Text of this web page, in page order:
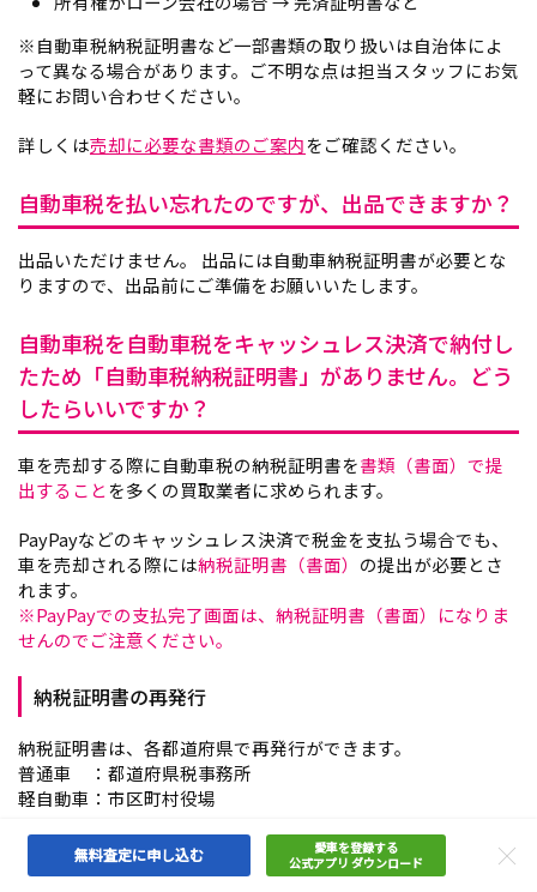
※自動車税納税証明書など一部書類の取り扱いは自治体によ
って異なる場合があります。ご不明な点は担当スタッフにお気
軽にお問い合わせください。
詳しくは売却に必要な書類のご案内をご確認ください。
自動車税を払い忘れたのですが、出品できますか？
出品いただけません。 出品には自動車納税証明書が必要とな
りますので、出品前にご準備をお願いいたします。
自動車税を自動車税をキャッシュレス決済で納付し
たため「自動車税納税証明書」がありません。どう
したらいいですか？
車を売却する際に自動車税の納税証明書を書類（書面）で提
出することを多くの買取業者に求められます。
PayPayなどのキャッシュレス決済で税金を支払う場合でも、
車を売却される際には納税証明書（書面） の提出が必要とさ
れます。
※PayPayでの支払完了画面は、納税証明書（書面）になりま
せんのでご注意ください。
納税証明書の再発行
納税証明書は、各都道府県で再発行ができます。
普通車 ：都道府県税事務所
軽自動車：市区町村役場
自動車納税証明書（継続検査用）の取得をお願い致します。
無料査定に申し込む
愛車を登録する
公式アプリ ダウンロード